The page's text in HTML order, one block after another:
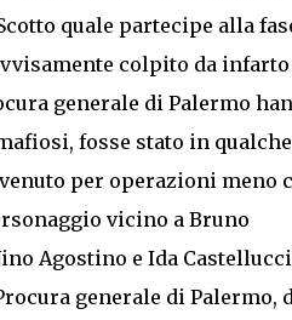
quale partecipe alla
colpito da infarto
generale di Palermo
fosse stato in qualche
per operazioni meno
vicino a Bruno
Agostino e Ida
generale di Palermo,